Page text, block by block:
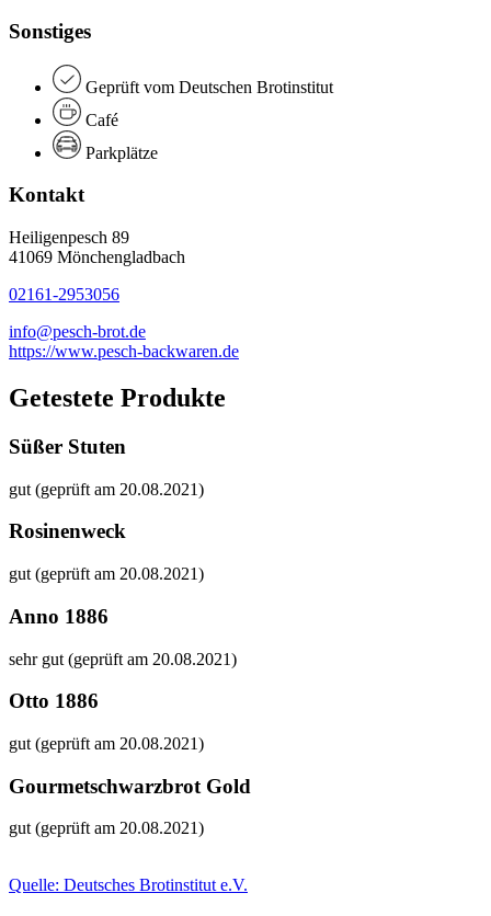
Sonstiges
Geprüft vom Deutschen Brotinstitut
Café
Parkplätze
Kontakt
Heiligenpesch 89
41069 Mönchengladbach
02161-2953056
info@pesch-brot.de
https://www.pesch-backwaren.de
Getestete Produkte
Süßer Stuten
gut (geprüft am 20.08.2021)
Rosinenweck
gut (geprüft am 20.08.2021)
Anno 1886
sehr gut (geprüft am 20.08.2021)
Otto 1886
gut (geprüft am 20.08.2021)
Gourmetschwarzbrot Gold
gut (geprüft am 20.08.2021)
Quelle: Deutsches Brotinstitut e.V.